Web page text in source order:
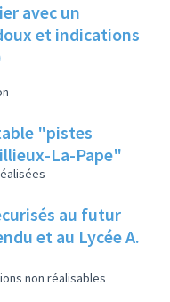
avec un
et indications
"pistes
La-Pape"
au futur
et au Lycée A.
non réalisables